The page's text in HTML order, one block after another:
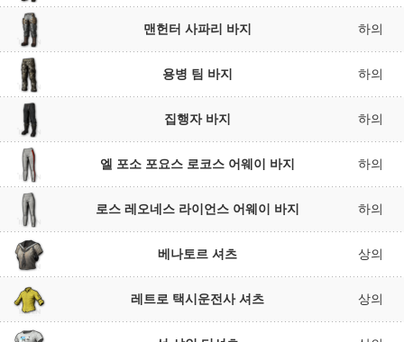
맨헌터 사파리 바지 하의
용병 팀 바지 하의
집행자 바지 하의
엘 포소 포요스 로코스 어웨이 바지 하의
로스 레오네스 라이언스 어웨이 바지 하의
베나토르 셔츠 상의
레트로 택시운전사 셔츠 상의